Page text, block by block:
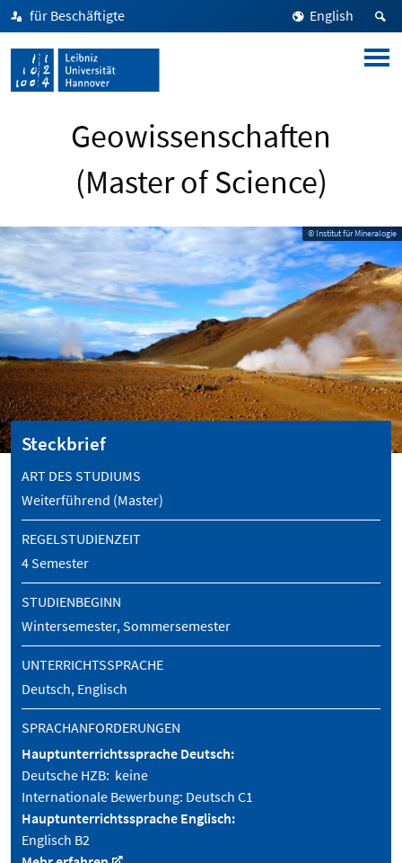
für Beschäftigte English
Geowissenschaften
(Master of Science)
© Institut für Mineralogie
Steckbrief
ART DES STUDIUMS
Weiterführend (Master)
REGELSTUDIENZEIT
4 Semester
STUDIENBEGINN
Wintersemester, Sommersemester
UNTERRICHTSSPRACHE
Deutsch, Englisch
SPRACHANFORDERUNGEN
Hauptunterrichtssprache Deutsch:
Deutsche HZB: keine
Internationale Bewerbung: Deutsch C1
Hauptunterrichtssprache Englisch:
Englisch B2